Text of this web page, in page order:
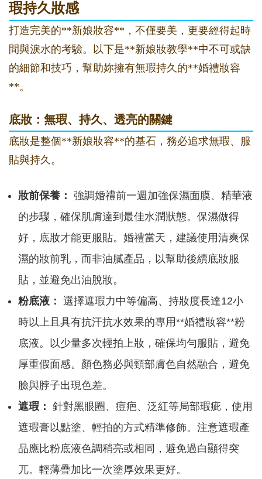
瑕持久妝感
打造完美的**新娘妝容**，不僅要美，更要經得起時
間與淚水的考驗。以下是**新娘妝教學**中不可或缺
的細節和技巧，幫助妳擁有無瑕持久的**婚禮妝容
**。
底妝：無瑕、持久、透亮的關鍵
底妝是整個**新娘妝容**的基石，務必追求無瑕、服
貼與持久。
妝前保養： 強調婚禮前一週加強保濕面膜、精華液
的步驟，確保肌膚達到最佳水潤狀態。保濕做得
好，底妝才能更服貼。婚禮當天，建議使用清爽保
濕的妝前乳，而非油膩產品，以幫助後續底妝服
貼，並避免出油脫妝。
粉底液： 選擇遮瑕力中等偏高、持妝度長達12小
時以上且具有抗汗抗水效果的專用**婚禮妝容**粉
底液。以少量多次輕拍上妝，確保均勻服貼，避免
厚重假面感。顏色務必與頸部膚色自然融合，避免
臉與脖子出現色差。
遮瑕： 針對黑眼圈、痘疤、泛紅等局部瑕疵，使用
遮瑕膏以點塗、輕拍的方式精準修飾。注意遮瑕產
品應比粉底液色調稍亮或相同，避免過白顯得突
兀。輕薄疊加比一次塗厚效果更好。